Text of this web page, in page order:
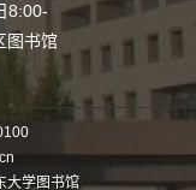
8:00-
图书馆
人工服务时间
22:00（兴隆山
大学图书馆